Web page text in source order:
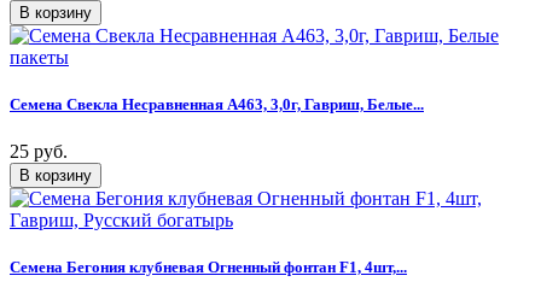
Семена Свекла Несравненная А463, 3,0г, Гавриш, Белые...
25 руб.
Семена Бегония клубневая Огненный фонтан F1, 4шт,...